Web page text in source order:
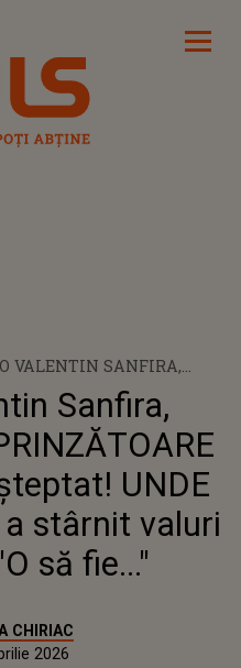
VALENTIN SANFIRA,
SURPRINZĂTOARE
LOC NEAȘTEPTAT!
A FOST VĂZUT A STÂRNIT
DE REACȚII: "O SĂ FIE..."
Sanfira,
UNDE
a stârnit valuri
să fie..."
CHIRIAC
2026